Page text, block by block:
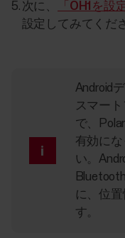
次に、 「OH1を設
設定してみてくだ
Android
スマー
で、
有効に
い。
に、位
す。